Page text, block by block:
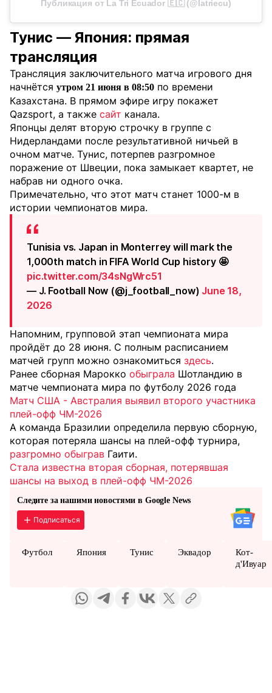
Публикация от La Tri Ecuador 🇪🇨 (@latriecu)
Тунис — Япония: прямая
трансляция
Трансляция заключительного матча игрового дня
начнётся утром 21 июня в 08:50 по времени
Казахстана. В прямом эфире игру покажет
Qazsport, а также сайт канала.
Японцы делят вторую строчку в группе с
Нидерландами после результативной ничьей в
очном матче. Тунис, потерпев разгромное
поражение от Швеции, пока замыкает квартет, не
набрав ни одного очка.
Примечательно, что этот матч станет 1000-м в
истории чемпионатов мира.
Tunisia vs. Japan in Monterrey will mark the
1,000th match in FIFA World Cup history 🤩
pic.twitter.com/34sNgWrc51
— J. Football Now (@j_football_now) June 18,
2026
Напомним, групповой этап чемпионата мира
пройдёт до 28 июня. С полным расписанием
матчей групп можно ознакомиться здесь.
Ранее сборная Марокко обыграла Шотландию в
матче чемпионата мира по футболу 2026 года
Матч США - Австралия выявил второго участника
плей-офф ЧМ-2026
А команда Бразилии определила первую сборную,
которая потеряла шансы на плей-офф турнира,
разгромно обыграв Гаити.
Стала известна вторая сборная, потерявшая
шансы на выход в плей-офф ЧМ-2026
Следите за нашими новостями в Google News
Подписаться
Футбол Япония Тунис Эквадор
Кот-
д'Ивуар